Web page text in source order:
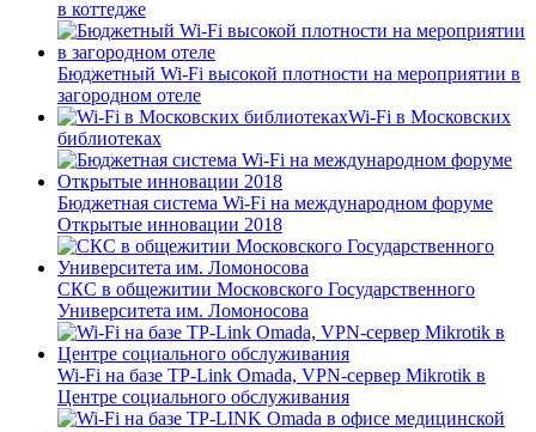
в коттедже
Бюджетный Wi-Fi высокой плотности на мероприятии в
загородном отеле
Wi-Fi в Московских
библиотеках
Бюджетная система Wi-Fi на международном форуме
Открытые инновации 2018
СКС в общежитии Московского Государственного
Университета им. Ломоносова
Wi-Fi на базе TP-Link Omada, VPN-сервер Mikrotik в
Центре социального обслуживания